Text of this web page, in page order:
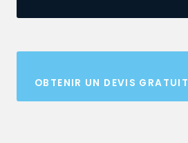
OBTENIR UN DEVIS GRATUIT